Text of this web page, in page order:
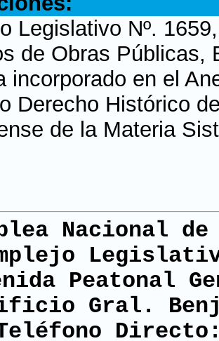
Legislativo Nº.
de Obras Públicas,
incorporado en el
Derecho Histórico
de la Materia
Nacional
Peatonal
Gral.